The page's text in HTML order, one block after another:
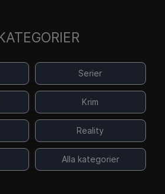
Serier
Krim
Reality
Alla kategorier